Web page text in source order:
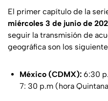
El primer capítulo de la
miércoles 3 de junio de
seguir la transmisión de
geográfica son los
México (CDMX): 6:30
7: 30 p.m (hora